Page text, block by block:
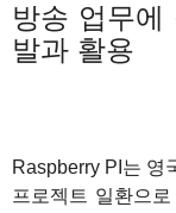
방송 업무에
발과 활용
Raspberry PI는 영
프로젝트 일환으